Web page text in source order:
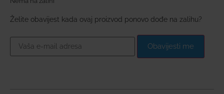
Želite obavijest kada ovaj proizvod ponovo dođe na zalihu?
Obavijesti me